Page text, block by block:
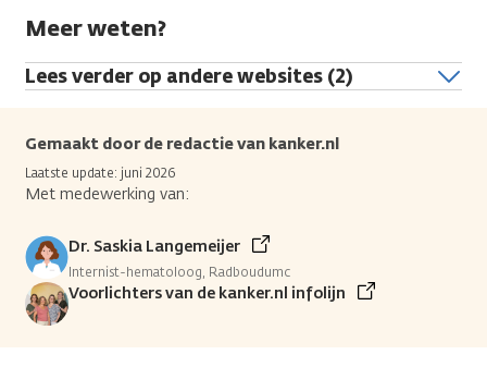
Meer weten?
Lees verder op andere websites (2)
Gemaakt door de redactie van kanker.nl
Laatste update: juni 2026
Met medewerking van:
Dr. Saskia Langemeijer
Internist-hematoloog, Radboudumc
Voorlichters van de kanker.nl infolijn